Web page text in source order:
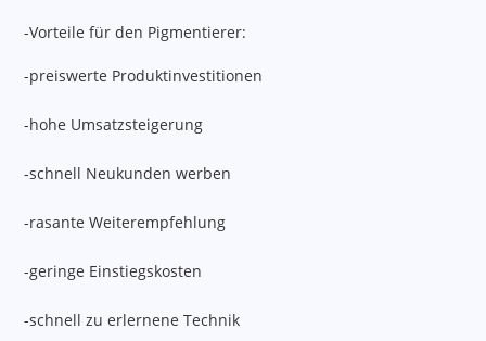
-Vorteile für den Pigmentierer:
-preiswerte Produktinvestitionen
-hohe Umsatzsteigerung
-schnell Neukunden werben
-rasante Weiterempfehlung
-geringe Einstiegskosten
-schnell zu erlernene Technik